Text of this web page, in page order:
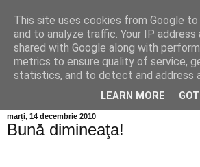
Info MILEANCA
BINE AȚI VENIT! *Jurnal online de
Vineri 07 August, 2026
marți, 14 decembrie 2010
Bună dimineaţa!
This site uses cookies from Google
and to analyze traffic. Your IP address
shared with Google along with
metrics to ensure quality of service,
statistics, and to detect and address
LEARN MORE